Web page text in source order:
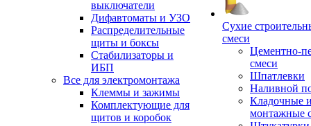
выключатели
Дифавтоматы и УЗО
Распределительные
щиты и боксы
Стабилизаторы и
ИБП
Все для электромонтажа
Клеммы и зажимы
Комплектующие для
щитов и коробок
Сухие
смеси
Цементно-
смеси
Шпатлевки
Наливной
Кладочные
монтажные